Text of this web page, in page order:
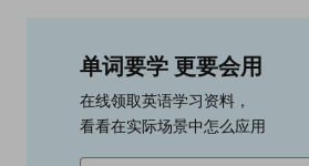
单词要学 更要会用
在线领取英语学习资料，
看看在实际场景中怎么应用